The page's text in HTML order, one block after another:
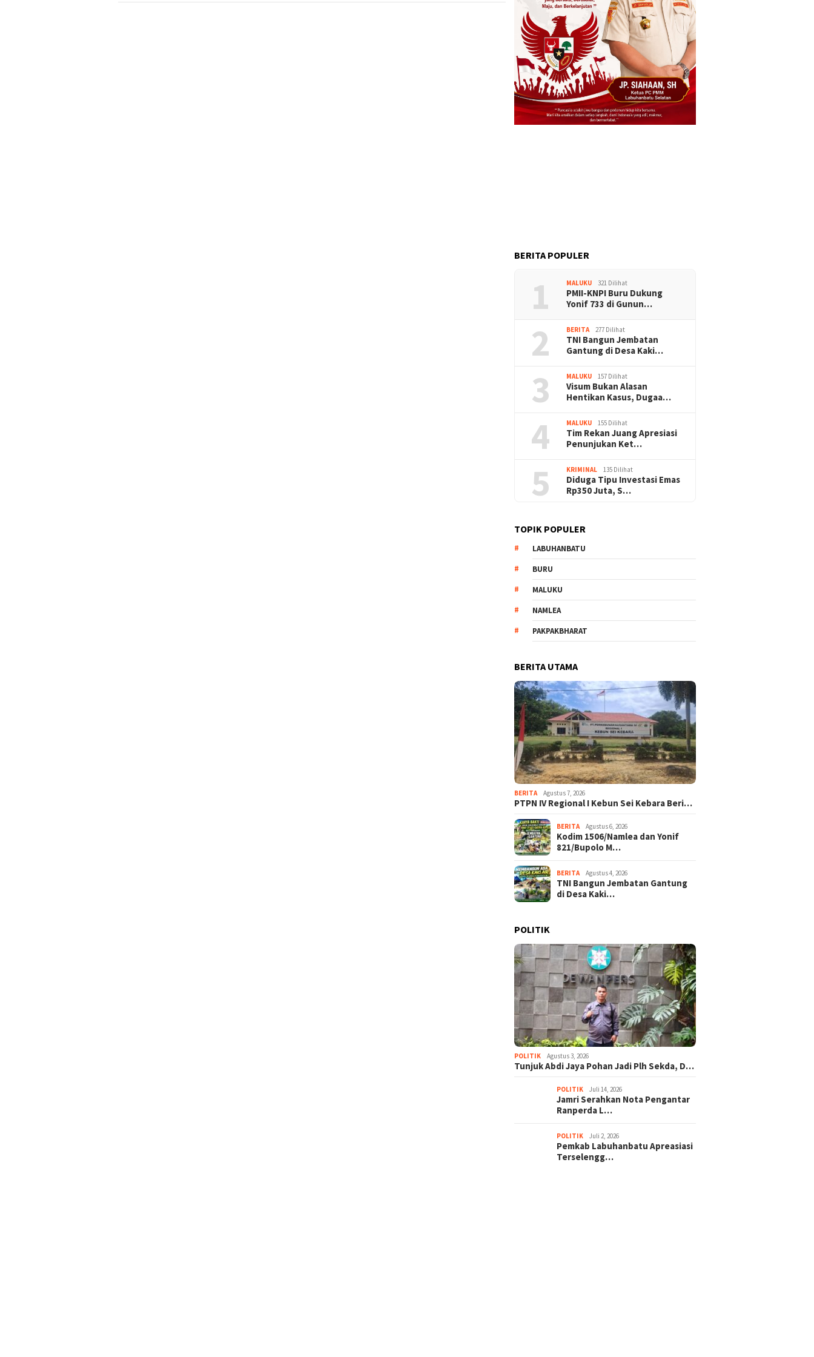
BERITA POPULER
1 MALUKU 321 Dilihat
PMII-KNPI Buru Dukung
Yonif 733 di Gunun…
2 BERITA 277 Dilihat
TNI Bangun Jembatan
Gantung di Desa Kaki…
3 MALUKU 157 Dilihat
Visum Bukan Alasan
Hentikan Kasus, Dugaa…
4 MALUKU 155 Dilihat
Tim Rekan Juang Apresiasi
Penunjukan Ket…
5 KRIMINAL 135 Dilihat
Diduga Tipu Investasi Emas
Rp350 Juta, S…
TOPIK POPULER
LABUHANBATU
BURU
MALUKU
NAMLEA
PAKPAKBHARAT
BERITA UTAMA
BERITA Agustus 7, 2026
PTPN IV Regional I Kebun Sei Kebara Beri…
BERITA Agustus 6, 2026
Kodim 1506/Namlea dan Yonif
821/Bupolo M…
BERITA Agustus 4, 2026
TNI Bangun Jembatan Gantung
di Desa Kaki…
POLITIK
POLITIK Agustus 3, 2026
Tunjuk Abdi Jaya Pohan Jadi Plh Sekda, D…
POLITIK Juli 14, 2026
Jamri Serahkan Nota Pengantar
Ranperda L…
POLITIK Juli 2, 2026
Pemkab Labuhanbatu Apreasiasi
Terselengg…